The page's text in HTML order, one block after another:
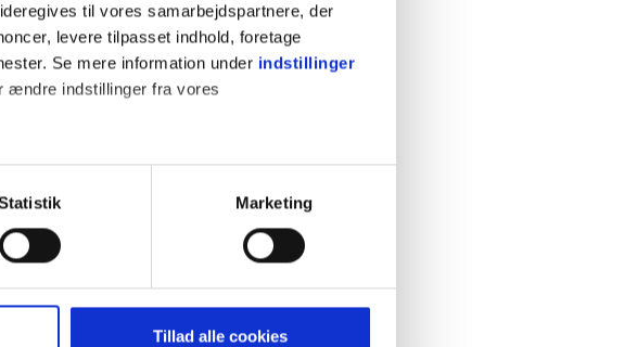
til vores samarbejdspartnere, der
levere tilpasset indhold, foretage
Se mere information under indstillinger
ændre indstillinger fra vores
inden for få meter
(fingerprinting)
til at optimere dit besøg på vores
Marketing
Tillad alle cookies